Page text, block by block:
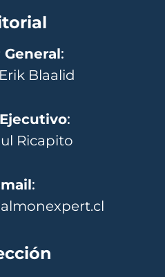
:
Blaalid
:
Ricapito
: